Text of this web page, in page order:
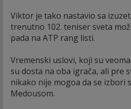
Viktor je tako nastavio sa
trenutno 102. teniser sveta
pada na ATP rang listi.
Vremenski uslovi, koji su
su dosta na oba igrača, ali pre
nikako nije mogoa da se izbori
Medousom.